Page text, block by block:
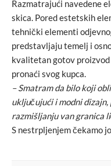
Razmatrajući navedene
skica. Pored estetskih
tehnički elementi
predstavljaju temelj i
kvalitetan gotov
pronaći svog kupca.
– Smatram da bilo koji
uključujući i modni
razmišljanju van granica
S nestrpljenjem čekamo